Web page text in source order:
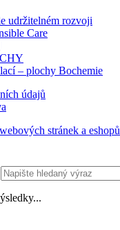
udržitelném rozvoji
Care
– plochy Bochemie
údajů
stránek a eshopů